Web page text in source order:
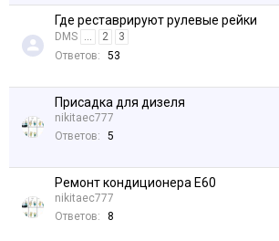
Где реставрируют рулевые рейки
DMS ... 2
3
Ответов:
53
Присадка для дизеля
nikitaec777
Ответов:
5
Ремонт кондиционера Е60
nikitaec777
Ответов:
8